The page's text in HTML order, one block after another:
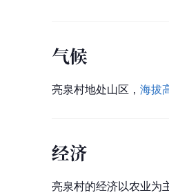
气候
亮泉村地处山区， 海拔
经济
亮泉村的经济以农业为